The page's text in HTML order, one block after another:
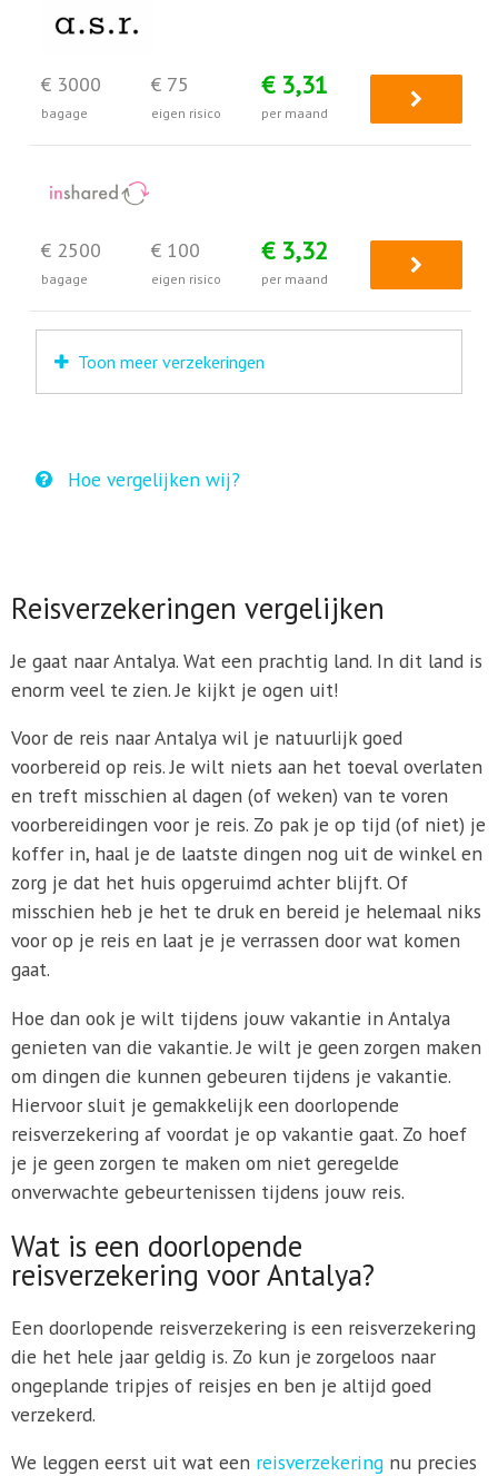
€ 3000
bagage
€ 75
eigen risico
€ 3,31
per maand
€ 2500
bagage
€ 100
eigen risico
€ 3,32
per maand
Toon meer verzekeringen
Hoe vergelijken wij?
Reisverzekeringen vergelijken
Je gaat naar Antalya. Wat een prachtig land. In dit land is
enorm veel te zien. Je kijkt je ogen uit!
Voor de reis naar Antalya wil je natuurlijk goed
voorbereid op reis. Je wilt niets aan het toeval overlaten
en treft misschien al dagen (of weken) van te voren
voorbereidingen voor je reis. Zo pak je op tijd (of niet) je
koffer in, haal je de laatste dingen nog uit de winkel en
zorg je dat het huis opgeruimd achter blijft. Of
misschien heb je het te druk en bereid je helemaal niks
voor op je reis en laat je je verrassen door wat komen
gaat.
Hoe dan ook je wilt tijdens jouw vakantie in Antalya
genieten van die vakantie. Je wilt je geen zorgen maken
om dingen die kunnen gebeuren tijdens je vakantie.
Hiervoor sluit je gemakkelijk een doorlopende
reisverzekering af voordat je op vakantie gaat. Zo hoef
je je geen zorgen te maken om niet geregelde
onverwachte gebeurtenissen tijdens jouw reis.
Wat is een doorlopende
reisverzekering voor Antalya?
Een doorlopende reisverzekering is een reisverzekering
die het hele jaar geldig is. Zo kun je zorgeloos naar
ongeplande tripjes of reisjes en ben je altijd goed
verzekerd.
We leggen eerst uit wat een reisverzekeringnu precies